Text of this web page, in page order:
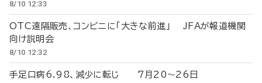
8/10 12:33
OTC遠隔販売、コンビニに「大きな前進」 JFAが報道機関
向け説明会
8/10 12:32
手足口病6.98、減少に転じ 7月20～26日